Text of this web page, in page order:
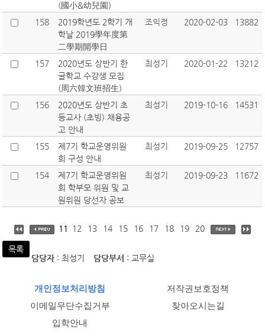
(國小&幼兒園)
158
2019학년도 2학기 개
학날 2019學年度第
二學期開學日
조익정 2020-02-03 13882
157
2020년도 상반기 한
글학교 수강생 모집
(周六韓文班招生)
최성기 2020-01-22 13212
156
2020년도 상반기 초
등교사 (초빙) 채용공
고 안내
최성기 2019-10-16 14531
155
제7기 학교운영위원
회 구성 안내
최성기 2019-09-25 12757
154
제7기 학교운영위원
회 학부모 위원 및 교
원위원 당선자 공보
최성기 2019-09-23 11672
11 12 13 14 15 16 17 18 19 20
목록
담당자 : 최성기 담당부서 : 교무실
개인정보처리방침
저작권보호정책
이메일무단수집거부
찾아오시는길
입학안내